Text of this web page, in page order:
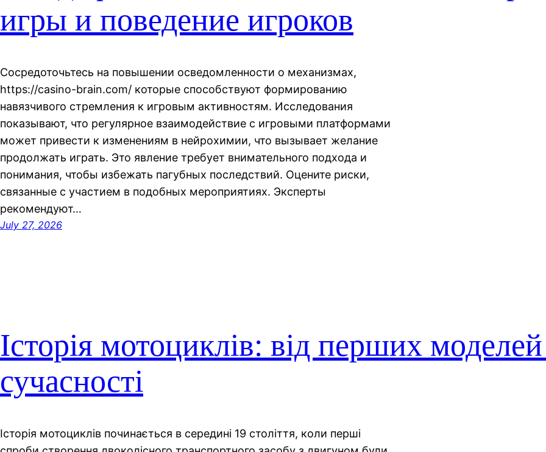
игры и поведение игроков
Сосредоточьтесь на повышении осведомленности о механизмах,
https://casino-brain.com/ которые способствуют формированию
навязчивого стремления к игровым активностям. Исследования
показывают, что регулярное взаимодействие с игровыми платформами
может привести к изменениям в нейрохимии, что вызывает желание
продолжать играть. Это явление требует внимательного подхода и
понимания, чтобы избежать пагубных последствий. Оцените риски,
связанные с участием в подобных мероприятиях. Эксперты
рекомендуют…
July 27, 2026
Історія мотоциклів: від перших
сучасності
Історія мотоциклів починається в середині 19 століття, коли перші